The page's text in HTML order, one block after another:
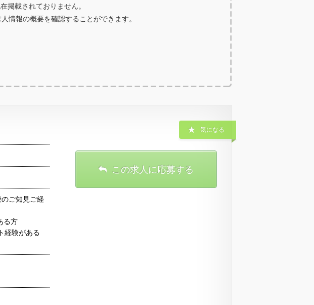
掲載されておりません。
情報の概要を確認することができます。
ご知見ご経
る方
経験がある
気になる
この求人に応募する